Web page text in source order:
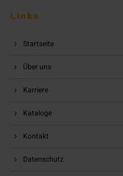
Links
Startseite
Über uns
Karriere
Kataloge
Kontakt
Datenschutz